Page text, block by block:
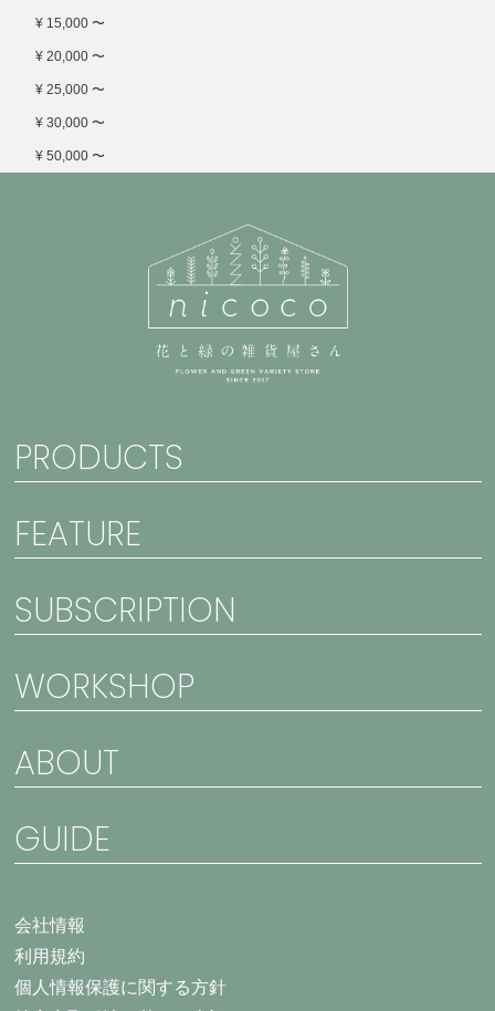
¥ 15,000 〜
¥ 20,000 〜
¥ 25,000 〜
¥ 30,000 〜
¥ 50,000 〜
PRODUCTS
FEATURE
SUBSCRIPTION
WORKSHOP
ABOUT
GUIDE
会社情報
利用規約
個人情報保護に関する方針